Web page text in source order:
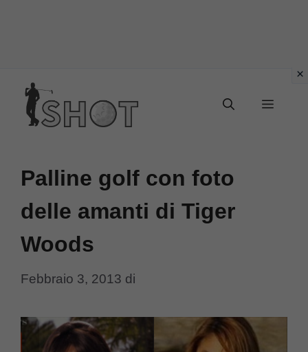
contenuto
Menu
Palline golf con foto
delle amanti di Tiger
Woods
Febbraio 3, 2013 di